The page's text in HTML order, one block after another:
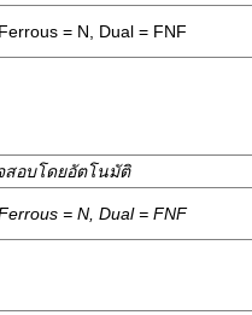
= N, Dual = FNF
สอบโดยอัตโนมัติ
= N, Dual = FNF